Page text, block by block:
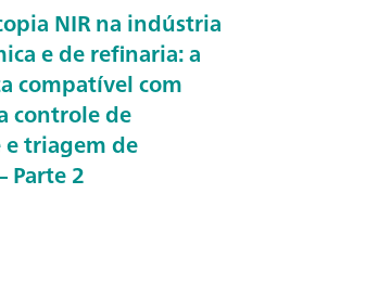
NIR na indústria
e de refinaria: a
compatível com
controle de
triagem de
Parte 2